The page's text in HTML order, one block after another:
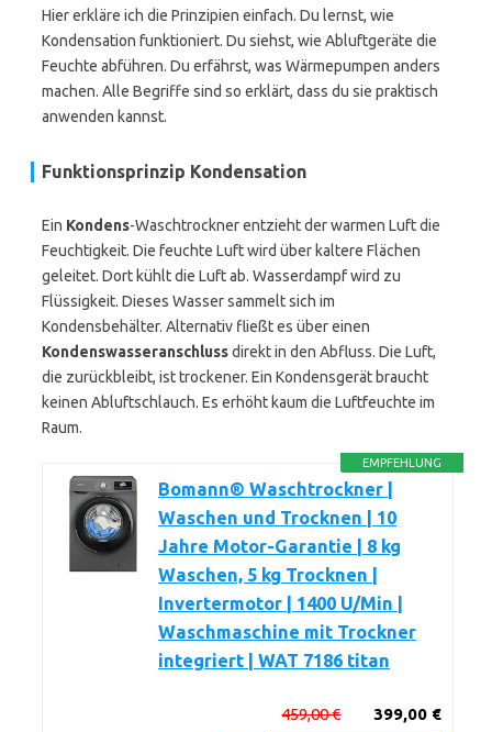
Hier erkläre ich die Prinzipien einfach. Du lernst, wie
Kondensation funktioniert. Du siehst, wie Abluftgeräte die
Feuchte abführen. Du erfährst, was Wärmepumpen anders
machen. Alle Begriffe sind so erklärt, dass du sie praktisch
anwenden kannst.
Funktionsprinzip Kondensation
Ein Kondens-Waschtrockner entzieht der warmen Luft die
Feuchtigkeit. Die feuchte Luft wird über kaltere Flächen
geleitet. Dort kühlt die Luft ab. Wasserdampf wird zu
Flüssigkeit. Dieses Wasser sammelt sich im
Kondensbehälter. Alternativ fließt es über einen
Kondenswasseranschlussdirekt in den Abfluss. Die Luft,
die zurückbleibt, ist trockener. Ein Kondensgerät braucht
keinen Abluftschlauch. Es erhöht kaum die Luftfeuchte im
Raum.
EMPFEHLUNG
Bomann® Waschtrockner |
Waschen und Trocknen | 10
Jahre Motor-Garantie | 8 kg
Waschen, 5 kg Trocknen |
Invertermotor | 1400 U/Min |
Waschmaschine mit Trockner
integriert | WAT 7186 titan
399,00 €
459,00 €